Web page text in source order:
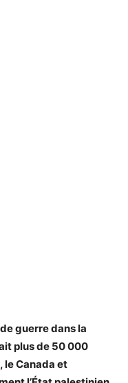
guerre dans la
plus de 50 000
le Canada et